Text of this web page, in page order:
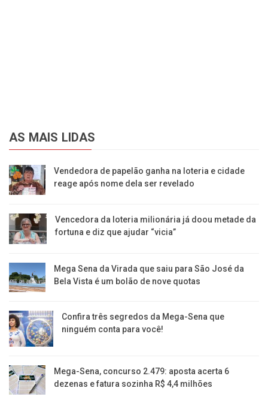
AS MAIS LIDAS
Vendedora de papelão ganha na loteria e cidade
reage após nome dela ser revelado
Vencedora da loteria milionária já doou metade da
fortuna e diz que ajudar “vicia”
Mega Sena da Virada que saiu para São José da
Bela Vista é um bolão de nove quotas
Confira três segredos da Mega-Sena que
ninguém conta para você!
Mega-Sena, concurso 2.479: aposta acerta 6
dezenas e fatura sozinha R$ 4,4 milhões